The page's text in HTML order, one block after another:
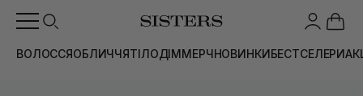
ВОЛОССЯОБЛИЧЧЯТІЛОДІММЕРЧНОВИНКИБЕСТСЕЛЕРИ